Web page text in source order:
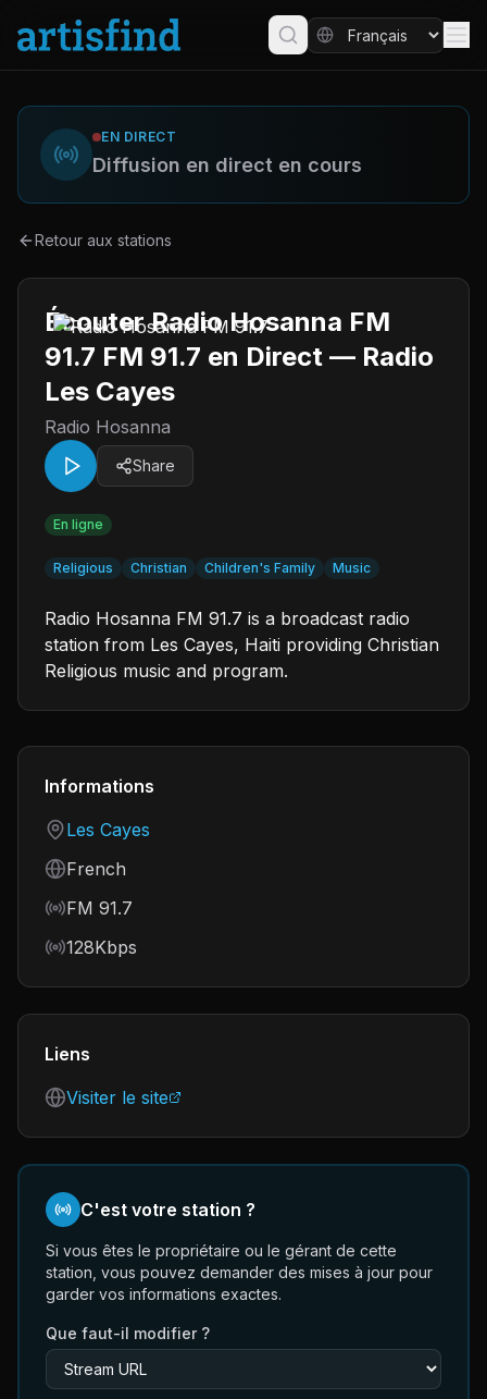
EN DIRECT
Diffusion en direct en cours
Retour aux stations
Écouter Radio Hosanna FM
91.7 FM 91.7 en Direct — Radio
Les Cayes
Radio Hosanna
Share
En ligne
Religious Christian Children's Family Music
Radio Hosanna FM 91.7 is a broadcast radio
station from Les Cayes, Haiti providing Christian
Religious music and program.
Informations
Country
Les Cayes
Language
French
Frequency
FM 91.7
Bitrate
128Kbps
Liens
Visiter le site
C'est votre station ?
Si vous êtes le propriétaire ou le gérant de cette
station, vous pouvez demander des mises à jour pour
garder vos informations exactes.
Que faut-il modifier ?